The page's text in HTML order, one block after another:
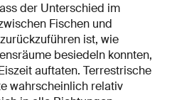
der Unterschied im
Fischen und
ist, wie
besiedeln konnten,
auftaten. Terrestrische
wahrscheinlich relativ